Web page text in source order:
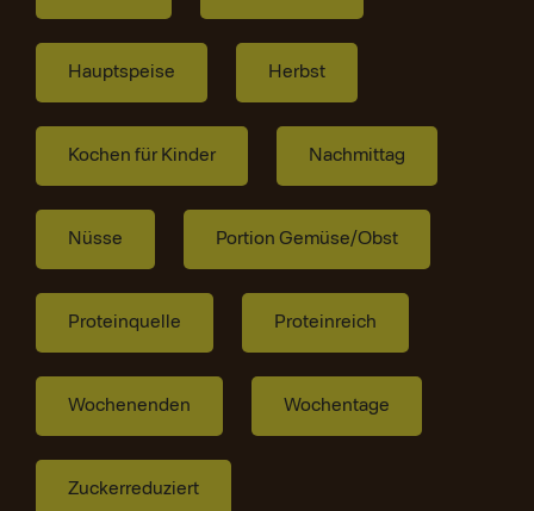
Hauptspeise Herbst
Kochen für Kinder Nachmittag
Nüsse Portion Gemüse/Obst
Proteinquelle Proteinreich
Wochenenden Wochentage
Zuckerreduziert